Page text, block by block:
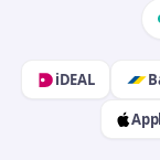
iDEAL